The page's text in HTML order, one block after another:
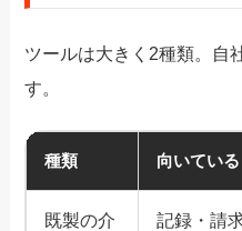
ツールは大きく2種類。自
す。
種類 向いている
既製の介
記録・請